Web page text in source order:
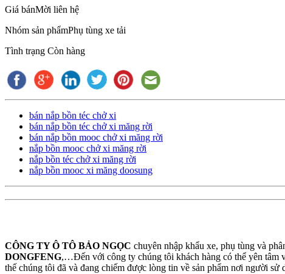
Giá bánMời liên hệ
Nhóm sản phẩmPhụ tùng xe tải
Tình trạng Còn hàng
bán nắp bồn téc chở xi
bán nắp bồn téc chở xi măng rời
bán nắp bồn mooc chở xi măng rời
nắp bồn mooc chở xi măng rời
nắp bồn téc chở xi măng rời
nắp bồn mooc xi măng doosung
CÔNG TY Ô TÔ BẢO NGỌC chuyên nhập khẩu xe, phụ tùng và
DONGFENG,…Đến với công ty chúng tôi khách hàng có thể yên tâm
thế chúng tôi đã và đang chiếm được lòng tin về sản phẩm nơi người sử